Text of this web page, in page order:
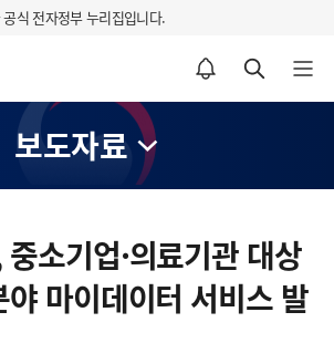
식 전자정부 누리집입니다.
알림설정 바로가기 검색 바로가기 메뉴 열기
보도자료
소기업·의료기관 대상
야 마이데이터 서비스 발